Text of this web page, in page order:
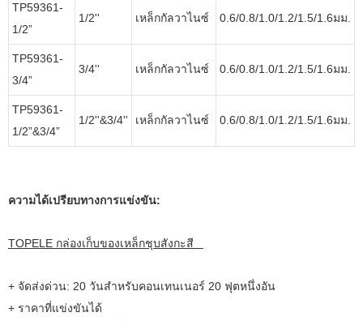
TP59361-
1/2”
1/2'' เหล็กกัลวาไนซ์ 0.6/0.8/1.0/1.2/1.5/1.6มม.
TP59361-
3/4”
3/4'' เหล็กกัลวาไนซ์ 0.6/0.8/1.0/1.2/1.5/1.6มม.
TP59361-
1/2”&3/4”
1/2''&3/4'' เหล็กกัลวาไนซ์ 0.6/0.8/1.0/1.2/1.5/1.6มม.
ความได้เปรียบทางการแข่งขัน:
TOPELE กล่องเก็บของเหล็กชุบสังกะสี
+ จัดส่งด่วน: 20 วันสำหรับคอนเทนเนอร์ 20 ฟุตหนึ่งอัน
+ ราคาที่แข่งขันได้